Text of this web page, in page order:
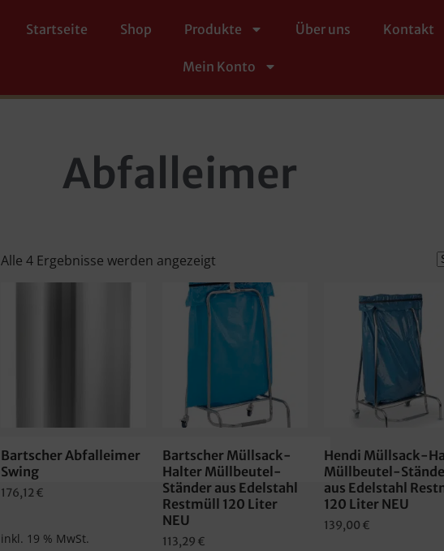
Startseite Shop Produkte Über uns Kontakt
Mein Konto
Abfalleimer
Alle 4 Ergebnisse werden angezeigt
Bartscher Abfalleimer
Swing
176,12€
inkl. 19 % MwSt.
Bartscher Müllsack-
Halter Müllbeutel-
Ständer aus Edelstahl
Restmüll 120 Liter
NEU
113,29 €
Hendi Müllsack-
Müllbeutel-
aus Edelstahl
120 Liter NEU
139,00 €